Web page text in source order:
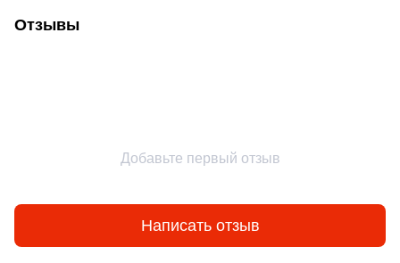
Отзывы
Добавьте первый отзыв
Написать отзыв